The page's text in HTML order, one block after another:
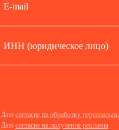
E-mail
ИНН (юридическое лицо)
Даю согласие на обработку
Даю согласие на получение рекламы